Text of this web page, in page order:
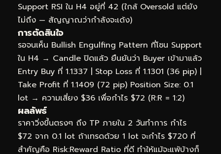
Support RSI ใน H4 อยู่ที่ 42 (ใกล้ Oversold แต่ยัง
ไม่ถึง — สัญญาณว่ากำลังจะเด้ง)
การตัดสินใจ
รอจนเห็น Bullish Engulfing Pattern ที่โซน Support
ใน H4 → Candle ปิดแล้ว ยืนยันว่า Buyer เข้ามาแล้ว
Entry Buy ที่ 1.1337 | Stop Loss ที่ 1.1301 (36 pip) |
Take Profit ที่ 1.1409 (72 pip) Position Size: 0.1
lot → ความเสี่ยง $36 เพื่อกำไร $72 (R:R = 1:2)
ผลลัพธ์
ราคาวิ่งขึ้นตรงๆ ถึง TP ภายใน 2 วันทำการ กำไร
$72 จาก 0.1 lot ถ้าเทรดด้วย 1 lot จะกำไร $720 ที่
สำคัญคือ Risk:Reward Ratio ที่ดี ทำให้แม้จะแพ้บ้างก็